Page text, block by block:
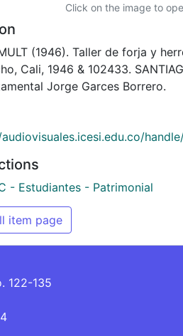
Click on the image to
(1946). Taller de forja y
Cali, 1946 & 102433.
Jorge Garces Borrero.
- Estudiantes - Patrimonial
item page
122-135